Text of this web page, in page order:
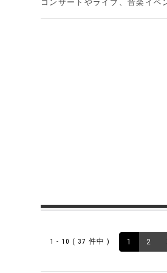
コンサートやライブ、音楽イベ
1 - 10 ( 37 件中 ) 1 2